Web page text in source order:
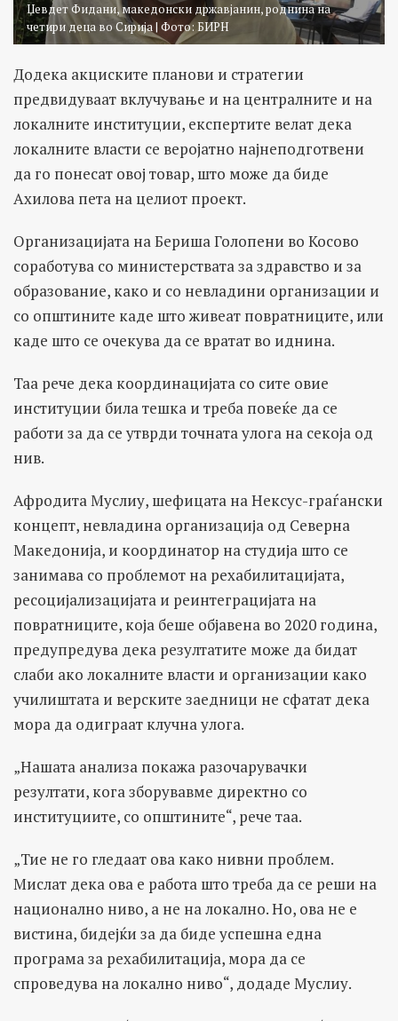
Џевдет Фидани, македонски државјанин, роднина на
четири деца во Сирија | Фото: БИРН
Додека акциските планови и стратегии
предвидуваат вклучување и на централните и на
локалните институции, експертите велат дека
локалните власти се веројатно најнеподготвени
да го понесат овој товар, што може да биде
Ахилова пета на целиот проект.
Организацијата на Бериша Голопени во Косово
соработува со министерствата за здравство и за
образование, како и со невладини организации и
со општините каде што живеат повратниците, или
каде што се очекува да се вратат во иднина.
Таа рече дека координацијата со сите овие
институции била тешка и треба повеќе да се
работи за да се утврди точната улога на секоја од
нив.
Афродита Муслиу, шефицата на Нексус-граѓански
концепт, невладина организација од Северна
Македонија, и координатор на студија што се
занимава со проблемот на рехабилитацијата,
ресоцијализацијата и реинтеграцијата на
повратниците, која беше објавена во 2020 година,
предупредува дека резултатите може да бидат
слаби ако локалните власти и организации како
училиштата и верските заедници не сфатат дека
мора да одиграат клучна улога.
„Нашата анализа покажа разочарувачки
резултати, кога зборувавме директно со
институциите, со општините“, рече таа.
„Тие не го гледаат ова како нивни проблем.
Мислат дека ова е работа што треба да се реши на
национално ниво, а не на локално. Но, ова не е
вистина, бидејќи за да биде успешна една
програма за рехабилитација, мора да се
спроведува на локално ниво“, додаде Муслиу.